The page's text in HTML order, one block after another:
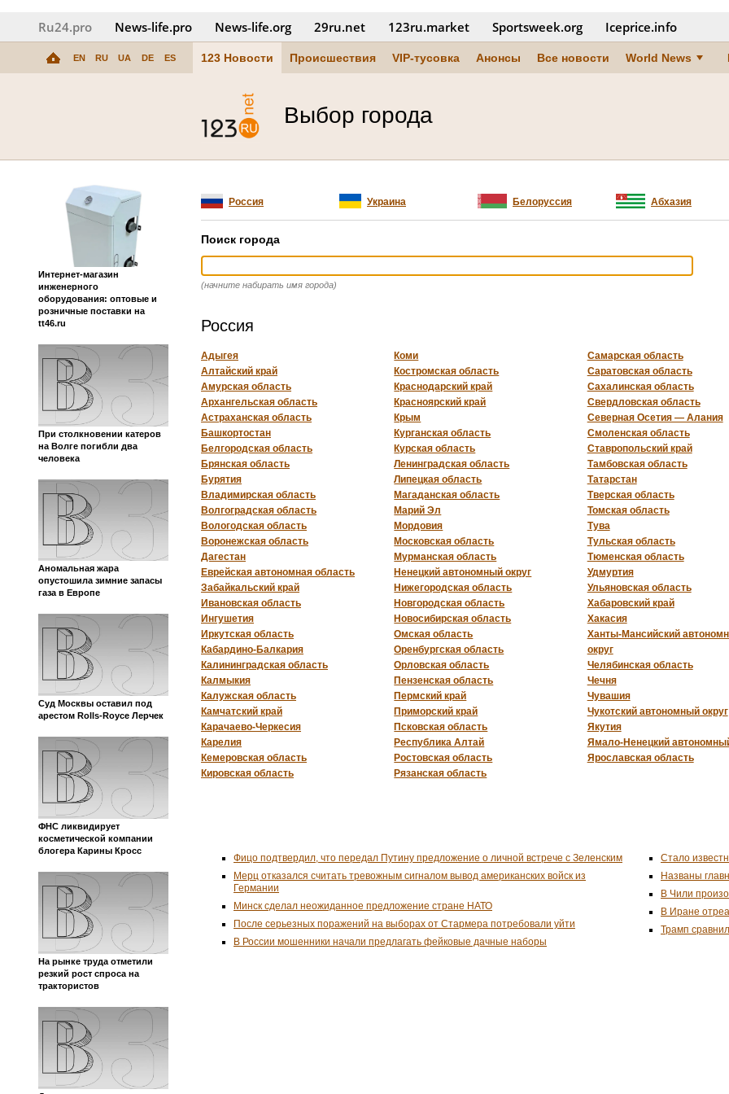
Ru24.pro News‑life.pro News‑life.org 29ru.net 123ru.market Sportsweek.org Iceprice.info
EN RU UA DE ES 123 Новости Происшествия VIP-тусовка Анонсы Все новости World News
Выбор города
Интернет-магазин
инженерного
оборудования: оптовые и
розничные поставки на
tt46.ru
При столкновении катеров
на Волге погибли два
человека
Аномальная жара
опустошила зимние запасы
газа в Европе
Суд Москвы оставил под
арестом Rolls-Royce Лерчек
ФНС ликвидирует
косметической компании
блогера Карины Кросс
На рынке труда отметили
резкий рост спроса на
трактористов
Россия Украина Белоруссия Абхазия
Поиск города
(начните набирать имя города)
Россия
Адыгея
Алтайский край
Амурская область
Архангельская область
Астраханская область
Башкортостан
Белгородская область
Брянская область
Бурятия
Владимирская область
Волгоградская область
Вологодская область
Воронежская область
Дагестан
Еврейская автономная область
Забайкальский край
Ивановская область
Ингушетия
Иркутская область
Кабардино-Балкария
Калининградская область
Калмыкия
Калужская область
Камчатский край
Карачаево-Черкесия
Карелия
Кемеровская область
Кировская область
Коми
Костромская область
Краснодарский край
Красноярский край
Крым
Курганская область
Курская область
Ленинградская область
Липецкая область
Магаданская область
Марий Эл
Мордовия
Московская область
Мурманская область
Ненецкий автономный округ
Нижегородская область
Новгородская область
Новосибирская область
Омская область
Оренбургская область
Орловская область
Пензенская область
Пермский край
Приморский край
Псковская область
Республика Алтай
Ростовская область
Рязанская область
Самарская область
Саратовская область
Сахалинская область
Свердловская область
Северная Осетия — Алания
Смоленская область
Ставропольский край
Тамбовская область
Татарстан
Тверская область
Томская область
Тува
Тульская область
Тюменская область
Удмуртия
Ульяновская область
Хабаровский край
Хакасия
Ханты-Мансийский
округ
Челябинская область
Чечня
Чувашия
Чукотский автономный округ
Якутия
Ямало-Ненецкий
Ярославская область
Фицо подтвердил, что передал Путину предложение о личной встрече с Зеленским
Мерц отказался считать тревожным сигналом вывод американских войск из
Германии
Минск сделал неожиданное предложение стране НАТО
После серьезных поражений на выборах от Стармера потребовали уйти
В России мошенники начали предлагать фейковые дачные наборы
Стало
Названы
В Чили
В Иране
Трамп